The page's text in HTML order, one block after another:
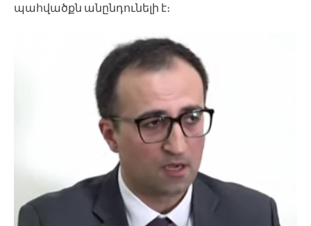
պահվածքն անընդունելի է։